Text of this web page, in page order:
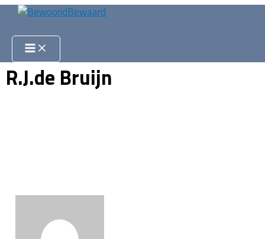
de
inhoud
R.J.de Bruijn